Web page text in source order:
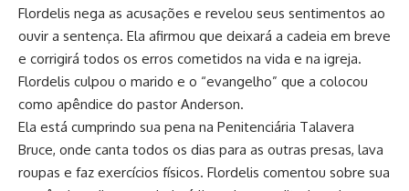
Flordelis nega as acusações e revelou seus sentimentos ao
ouvir a sentença. Ela afirmou que deixará a cadeia em breve
e corrigirá todos os erros cometidos na vida e na igreja.
Flordelis culpou o marido e o “evangelho” que a colocou
como apêndice do pastor Anderson.
Ela está cumprindo sua pena na Penitenciária Talavera
Bruce, onde canta todos os dias para as outras presas, lava
roupas e faz exercícios físicos. Flordelis comentou sobre sua